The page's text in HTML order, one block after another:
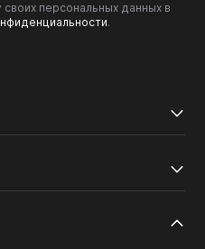
персональных данных в
.